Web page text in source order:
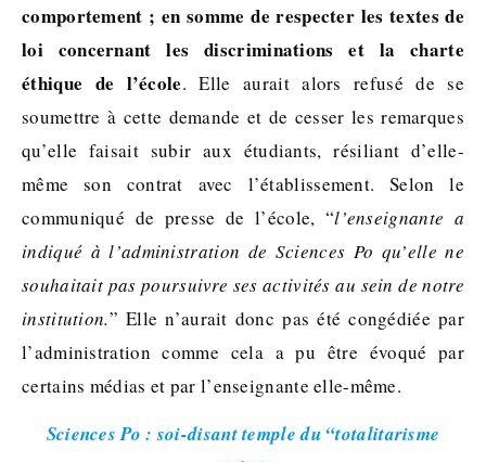
comportement ; en somme de respecter les textes de
loi concernant les discriminations et la charte
éthique de l’école. Elle aurait alors refusé de se
soumettre à cette demande et de cesser les remarques
qu’elle faisait subir aux étudiants, résiliant d’elle-
même son contrat avec l’établissement. Selon le
communiqué de presse de l’école, “l’enseignante a
indiqué à l’administration de Sciences Po qu’elle ne
souhaitait pas poursuivre ses activités au sein de notre
institution.” Elle n’aurait donc pas été congédiée par
l’administration comme cela a pu être évoqué par
certains médias et par l’enseignante elle-même.
Sciences Po : soi-disant temple du “totalitarisme